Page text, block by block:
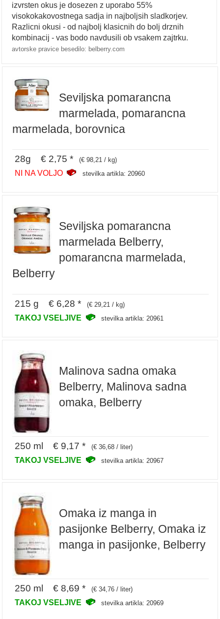
izvrsten okus je dosezen z uporabo 55%
visokokakovostnega sadja in najboljsih sladkorjev.
Razlicni okusi - od najbolj klasicnih do bolj drznih
kombinacij - vas bodo navdusili ob vsakem zajtrku.
avtorske pravice besedilo: belberry.com
Seviljska pomarancna
marmelada, pomarancna
marmelada, borovnica
28g € 2,75 * (€ 98,21 / kg)
NI NA VOLJO stevilka artikla: 20960
Seviljska pomarancna
marmelada Belberry,
pomarancna marmelada,
Belberry
215 g € 6,28 * (€ 29,21 / kg)
TAKOJ VSELJIVE stevilka artikla: 20961
Malinova sadna omaka
Belberry, Malinova sadna
omaka, Belberry
250 ml € 9,17 * (€ 36,68 / liter)
TAKOJ VSELJIVE stevilka artikla: 20967
Omaka iz manga in
pasijonke Belberry, Omaka iz
manga in pasijonke, Belberry
250 ml € 8,69 * (€ 34,76 / liter)
TAKOJ VSELJIVE stevilka artikla: 20969